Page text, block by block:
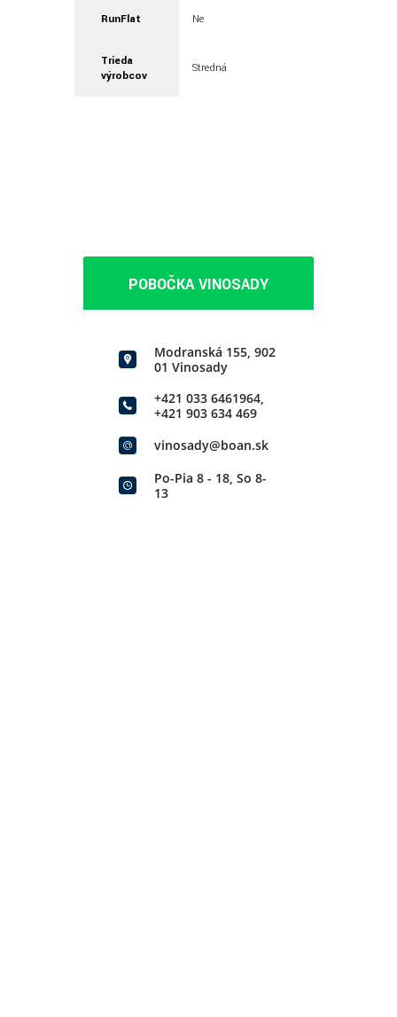
RunFlat Ne
Trieda
výrobcov
Stredná
POBOČKA VINOSADY
Modranská 155, 902
01 Vinosady
+421 033 6461964,
+421 903 634 469
vinosady@boan.sk
Po-Pia 8 - 18, So 8-
13